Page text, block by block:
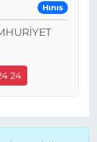
Hınıs
24